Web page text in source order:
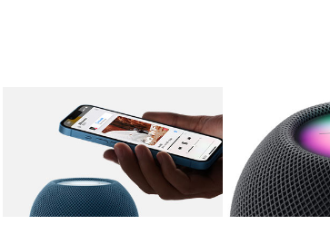
图库 图像 4 图库